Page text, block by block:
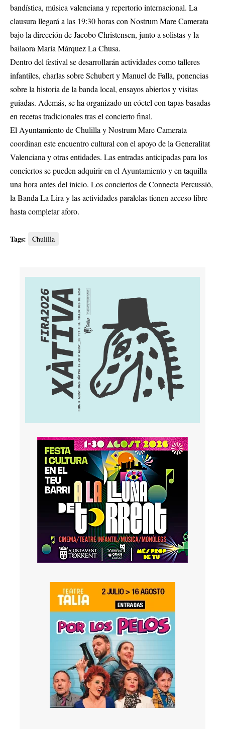
bandística, música valenciana y repertorio internacional. La
clausura llegará a las 19:30 horas con Nostrum Mare Camerata
bajo la dirección de Jacobo Christensen, junto a solistas y la
bailaora María Márquez La Chusa.
Dentro del festival se desarrollarán actividades como talleres
infantiles, charlas sobre Schubert y Manuel de Falla, ponencias
sobre la historia de la banda local, ensayos abiertos y visitas
guiadas. Además, se ha organizado un cóctel con tapas basadas
en recetas tradicionales tras el concierto final.
El Ayuntamiento de Chulilla y Nostrum Mare Camerata
coordinan este encuentro cultural con el apoyo de la Generalitat
Valenciana y otras entidades. Las entradas anticipadas para los
conciertos se pueden adquirir en el Ayuntamiento y en taquilla
una hora antes del inicio. Los conciertos de Connecta Percussió,
la Banda La Lira y las actividades paralelas tienen acceso libre
hasta completar aforo.
Tags: Chulilla